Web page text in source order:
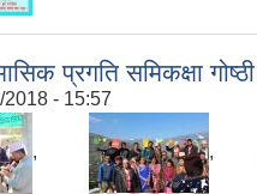
प्रगति समिकक्षा गोष्ठी
2018 - 15:57
, ,